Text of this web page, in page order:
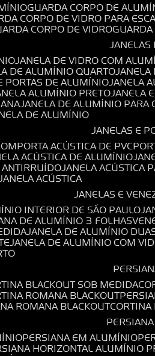
GUARDA CORPO DE
CORPO DE VIDRO PARA
CORPO DE VIDRO
JANELA DE VIDRO COM
DE ALUMÍNIO QUARTO
PORTAS DE ALUMÍNIO JANELA
ALUMÍNIO PRETO JANELA
JANELA DE ALUMÍNIO PARA
DE ALUMÍNIO
JANELAS E
PORTA ACÚSTICA DE PVC
ACÚSTICA DE ALUMÍNIO
JANELA ACÚSTICA
JANELA ACÚSTICA
JANELAS E
INTERIOR DE SÃO PAULO
DE ALUMÍNIO 3 FOLHAS
JANELA DE ALUMÍNIO
JANELA DE ALUMÍNIO COM
BLACKOUT SOB MEDIDA
ROMANA BLACKOUT
ROMANA BLACKOUT
PERSIANA EM ALUMÍNIO
HORIZONTAL ALUMÍNIO